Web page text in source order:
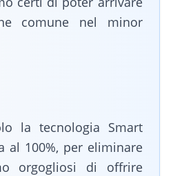
comune nel minor
la tecnologia Smart
al 100%, per eliminare
orgogliosi di offrire